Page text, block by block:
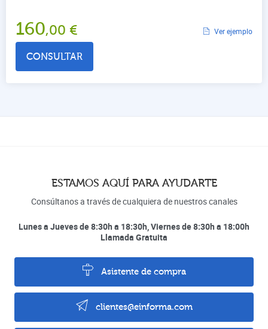
160,00 € Ver ejemplo
CONSULTAR
ESTAMOS AQUÍ PARA AYUDARTE
Consúltanos a través de cualquiera de nuestros canales
Lunes a Jueves de 8:30h a 18:30h, Viernes de 8:30h a 18:00h
Llamada Gratuita
Asistente de compra
clientes@einforma.com